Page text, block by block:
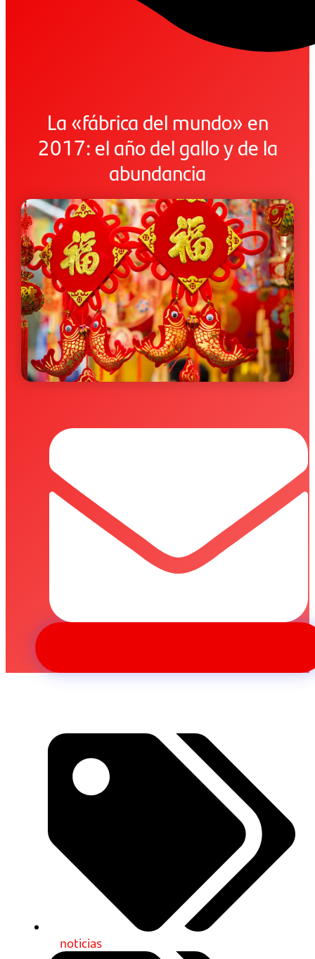
La «fábrica del mundo» en
2017: el año del gallo y de la
abundancia
noticias